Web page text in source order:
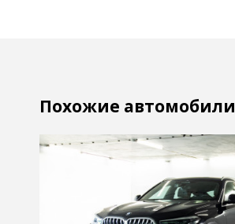
Похожие автомобили